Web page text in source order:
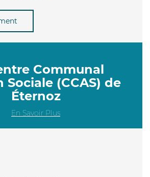
Communal
Sociale (CCAS) de
Éternoz
En Savoir Plus